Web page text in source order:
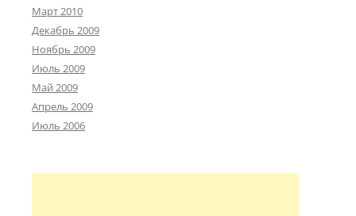
Март 2010
Декабрь 2009
Ноябрь 2009
Июль 2009
Май 2009
Апрель 2009
Июль 2006